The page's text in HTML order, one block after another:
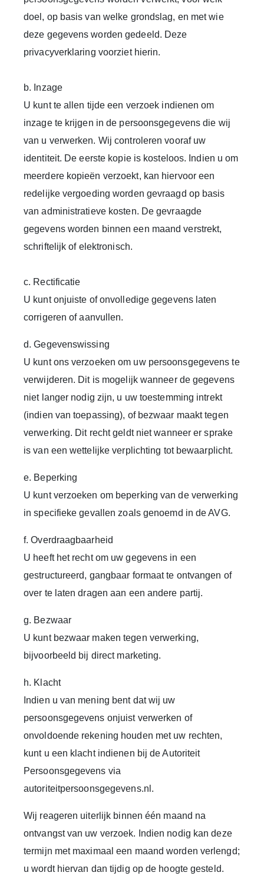
doel, op basis van welke grondslag, en met wie
deze gegevens worden gedeeld. Deze
privacyverklaring voorziet hierin.
b. Inzage
U kunt te allen tijde een verzoek indienen om
inzage te krijgen in de persoonsgegevens die wij
van u verwerken. Wij controleren vooraf uw
identiteit. De eerste kopie is kosteloos. Indien u om
meerdere kopieën verzoekt, kan hiervoor een
redelijke vergoeding worden gevraagd op basis
van administratieve kosten. De gevraagde
gegevens worden binnen een maand verstrekt,
schriftelijk of elektronisch.
c. Rectificatie
U kunt onjuiste of onvolledige gegevens laten
corrigeren of aanvullen.
d. Gegevenswissing
U kunt ons verzoeken om uw persoonsgegevens te
verwijderen. Dit is mogelijk wanneer de gegevens
niet langer nodig zijn, u uw toestemming intrekt
(indien van toepassing), of bezwaar maakt tegen
verwerking. Dit recht geldt niet wanneer er sprake
is van een wettelijke verplichting tot bewaarplicht.
e. Beperking
U kunt verzoeken om beperking van de verwerking
in specifieke gevallen zoals genoemd in de AVG.
f. Overdraagbaarheid
U heeft het recht om uw gegevens in een
gestructureerd, gangbaar formaat te ontvangen of
over te laten dragen aan een andere partij.
g. Bezwaar
U kunt bezwaar maken tegen verwerking,
bijvoorbeeld bij direct marketing.
h. Klacht
Indien u van mening bent dat wij uw
persoonsgegevens onjuist verwerken of
onvoldoende rekening houden met uw rechten,
kunt u een klacht indienen bij de Autoriteit
Persoonsgegevens via
autoriteitpersoonsgegevens.nl.
Wij reageren uiterlijk binnen één maand na
ontvangst van uw verzoek. Indien nodig kan deze
termijn met maximaal een maand worden verlengd;
u wordt hiervan dan tijdig op de hoogte gesteld.